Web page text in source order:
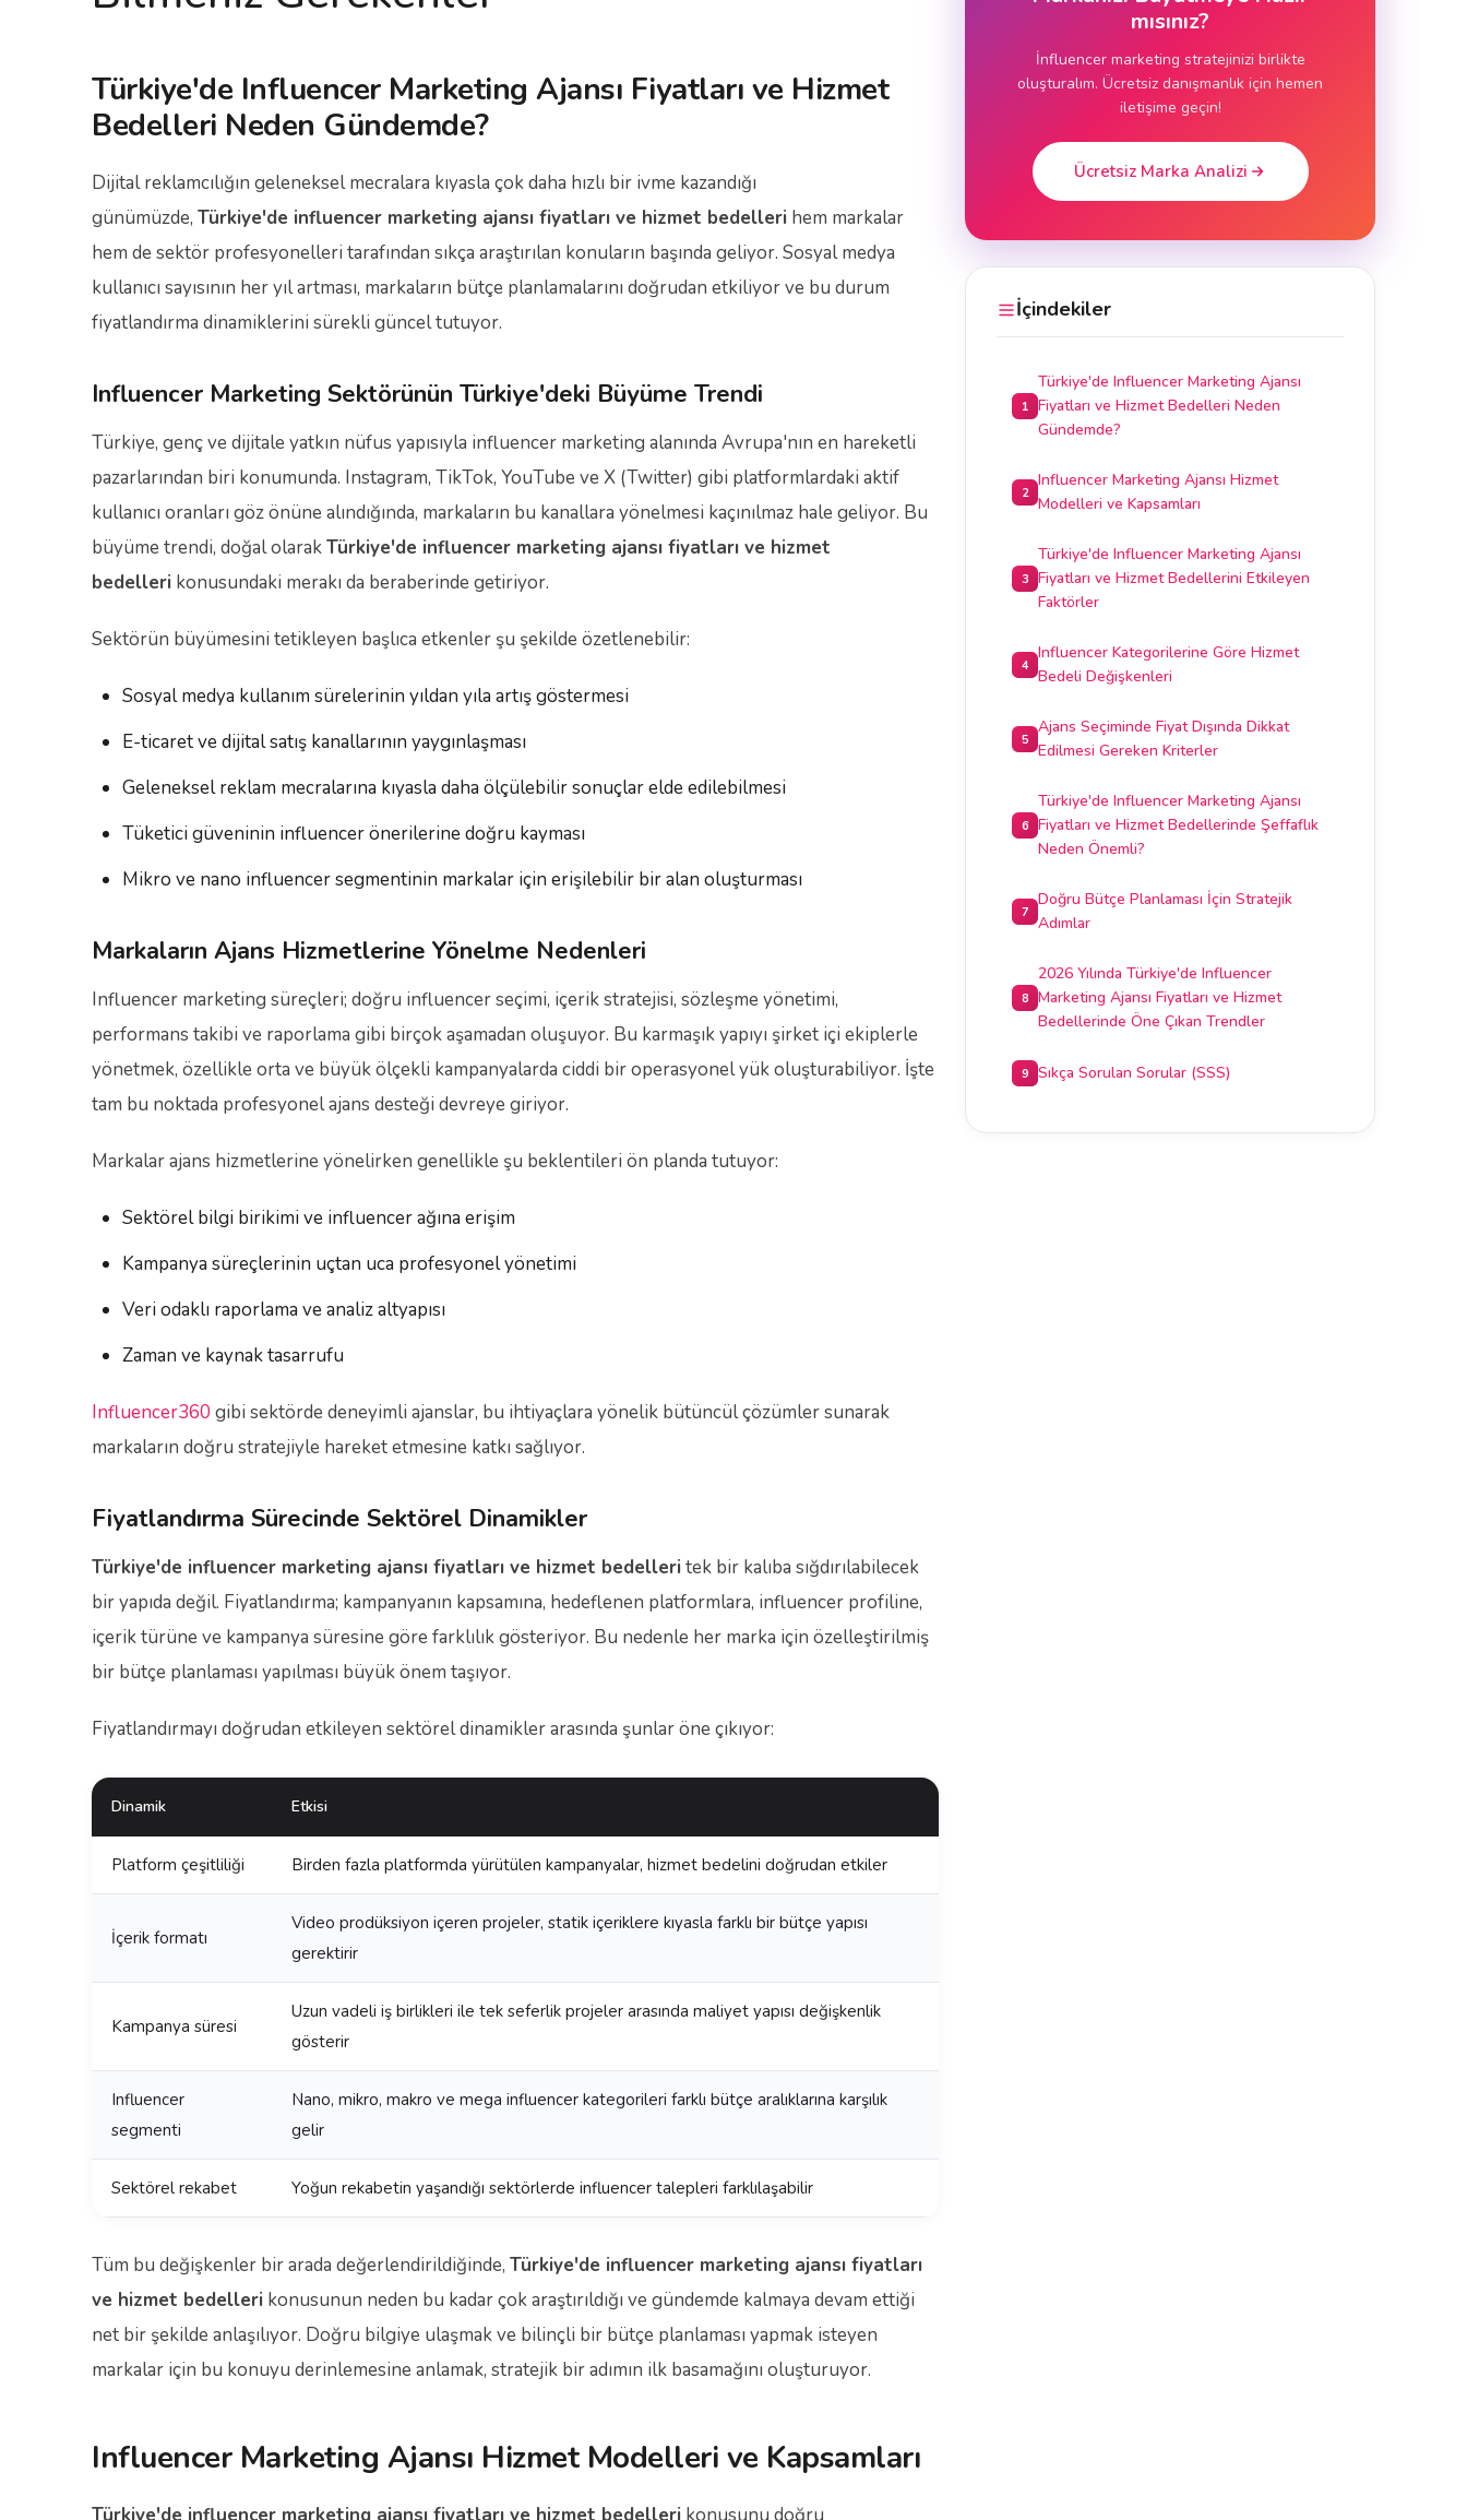
Türkiye'de Influencer Marketing Ajansı Fiyatları ve Hizmet
Bedelleri Neden Gündemde?
Dijital reklamcılığın geleneksel mecralara kıyasla çok daha hızlı bir ivme kazandığı
günümüzde, Türkiye'de influencer marketing ajansı fiyatları ve hizmet bedelleri hem markalar
hem de sektör profesyonelleri tarafından sıkça araştırılan konuların başında geliyor. Sosyal medya
kullanıcı sayısının her yıl artması, markaların bütçe planlamalarını doğrudan etkiliyor ve bu durum
fiyatlandırma dinamiklerini sürekli güncel tutuyor.
Influencer Marketing Sektörünün Türkiye'deki Büyüme Trendi
Türkiye, genç ve dijitale yatkın nüfus yapısıyla influencer marketing alanında Avrupa'nın en hareketli
pazarlarından biri konumunda. Instagram, TikTok, YouTube ve X (Twitter) gibi platformlardaki aktif
kullanıcı oranları göz önüne alındığında, markaların bu kanallara yönelmesi kaçınılmaz hale geliyor. Bu
büyüme trendi, doğal olarakTürkiye'de influencer marketing ajansı fiyatları ve hizmet
bedelleri konusundaki merakı da beraberinde getiriyor.
Sektörün büyümesini tetikleyen başlıca etkenler şu şekilde özetlenebilir:
Sosyal medya kullanım sürelerinin yıldan yıla artış göstermesi
E-ticaret ve dijital satış kanallarının yaygınlaşması
Geleneksel reklam mecralarına kıyasla daha ölçülebilir sonuçlar elde edilebilmesi
Tüketici güveninin influencer önerilerine doğru kayması
Mikro ve nano influencer segmentinin markalar için erişilebilir bir alan oluşturması
Markaların Ajans Hizmetlerine Yönelme Nedenleri
Influencer marketing süreçleri; doğru influencer seçimi, içerik stratejisi, sözleşme yönetimi,
performans takibi ve raporlama gibi birçok aşamadan oluşuyor. Bu karmaşık yapıyı şirket içi ekiplerle
yönetmek, özellikle orta ve büyük ölçekli kampanyalarda ciddi bir operasyonel yük oluşturabiliyor. İşte
tam bu noktada profesyonel ajans desteği devreye giriyor.
Markalar ajans hizmetlerine yönelirken genellikle şu beklentileri ön planda tutuyor:
Sektörel bilgi birikimi ve influencer ağına erişim
Kampanya süreçlerinin uçtan uca profesyonel yönetimi
Veri odaklı raporlama ve analiz altyapısı
Zaman ve kaynak tasarrufu
Influencer360 gibi sektörde deneyimli ajanslar, bu ihtiyaçlara yönelik bütüncül çözümler sunarak
markaların doğru stratejiyle hareket etmesine katkı sağlıyor.
Fiyatlandırma Sürecinde Sektörel Dinamikler
Türkiye'de influencer marketing ajansı fiyatları ve hizmet bedelleritek bir kalıba sığdırılabilecek
bir yapıda değil. Fiyatlandırma; kampanyanın kapsamına, hedeflenen platformlara, influencer profiline,
içerik türüne ve kampanya süresine göre farklılık gösteriyor. Bu nedenle her marka için özelleştirilmiş
bir bütçe planlaması yapılması büyük önem taşıyor.
Fiyatlandırmayı doğrudan etkileyen sektörel dinamikler arasında şunlar öne çıkıyor:
Dinamik Etkisi
Platform çeşitliliği Birden fazla platformda yürütülen kampanyalar, hizmet bedelini doğrudan etkiler
İçerik formatı
Video prodüksiyon içeren projeler, statik içeriklere kıyasla farklı bir bütçe yapısı
gerektirir
Kampanya süresi
Uzun vadeli iş birlikleri ile tek seferlik projeler arasında maliyet yapısı değişkenlik
gösterir
Influencer
segmenti
Nano, mikro, makro ve mega influencer kategorileri farklı bütçe aralıklarına karşılık
gelir
Sektörel rekabet Yoğun rekabetin yaşandığı sektörlerde influencer talepleri farklılaşabilir
Tüm bu değişkenler bir arada değerlendirildiğinde, Türkiye'de influencer marketing ajansı fiyatları
ve hizmet bedelleri konusunun neden bu kadar çok araştırıldığı ve gündemde kalmaya devam ettiği
net bir şekilde anlaşılıyor. Doğru bilgiye ulaşmak ve bilinçli bir bütçe planlaması yapmak isteyen
markalar için bu konuyu derinlemesine anlamak, stratejik bir adımın ilk basamağını oluşturuyor.
Influencer Marketing Ajansı Hizmet Modelleri ve Kapsamları
mısınız?
İnfluencer marketing stratejinizi birlikte
oluşturalım. Ücretsiz danışmanlık için hemen
iletişime geçin!
Ücretsiz Marka Analizi
İçindekiler
1
Türkiye'de Influencer Marketing Ajansı
Fiyatları ve Hizmet Bedelleri Neden
Gündemde?
2
Influencer Marketing Ajansı Hizmet
Modelleri ve Kapsamları
3
Türkiye'de Influencer Marketing Ajansı
Fiyatları ve Hizmet Bedellerini Etkileyen
Faktörler
4
Influencer Kategorilerine Göre Hizmet
Bedeli Değişkenleri
5
Ajans Seçiminde Fiyat Dışında Dikkat
Edilmesi Gereken Kriterler
6
Türkiye'de Influencer Marketing Ajansı
Fiyatları ve Hizmet Bedellerinde Şeffaflık
Neden Önemli?
7
Doğru Bütçe Planlaması İçin Stratejik
Adımlar
8
2026 Yılında Türkiye'de Influencer
Marketing Ajansı Fiyatları ve Hizmet
Bedellerinde Öne Çıkan Trendler
9 Sıkça Sorulan Sorular (SSS)